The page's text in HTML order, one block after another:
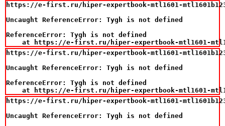
https://e-first.ru/hiper-expertbook-mtl1601-
Uncaught ReferenceError: Tygh is not defined
ReferenceError: Tygh is not defined
at https://e-first.ru/hiper-expertbook-mtl1601-
https://e-first.ru/hiper-expertbook-mtl1601-
Uncaught ReferenceError: Tygh is not defined
ReferenceError: Tygh is not defined
at https://e-first.ru/hiper-expertbook-mtl1601-
https://e-first.ru/hiper-expertbook-mtl1601-
Uncaught ReferenceError: Tygh is not defined